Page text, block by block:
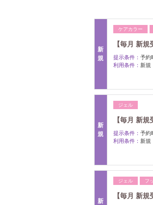
新
規
ケアカラー
【毎月 新
提示条件： 予約
利用条件： 新規
新
規
ジェル
【毎月 新
提示条件： 予約
利用条件： 新規
新
ジェル フ
【毎月 新